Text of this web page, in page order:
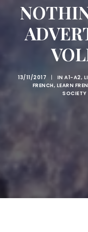
13/11/2017 | INA1-A2,
FRENCH, LEARN
SOCIETY